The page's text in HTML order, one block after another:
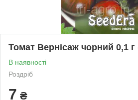
Томат Вернісаж чорний 0,1 г
В наявності
Роздріб
7 ₴